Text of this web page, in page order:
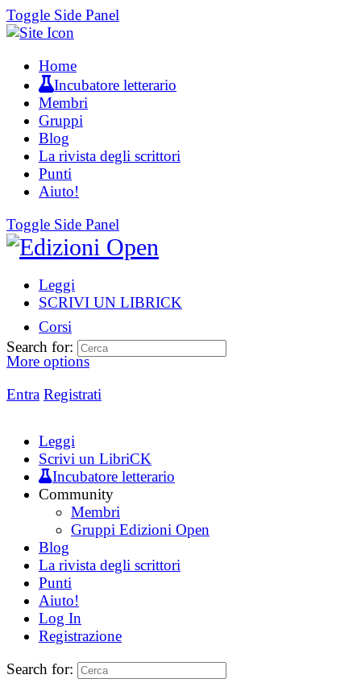
Toggle Side Panel
Home
Incubatore letterario
Membri
Gruppi
Blog
La rivista degli scrittori
Punti
Aiuto!
Toggle Side Panel
Leggi
SCRIVI UN LIBRICK
Corsi
More options
Entra Registrati
Search for:
Leggi
Scrivi un LibriCK
Incubatore letterario
Community
Membri
Gruppi Edizioni Open
Blog
La rivista degli scrittori
Punti
Aiuto!
Log In
Registrazione
Search for: